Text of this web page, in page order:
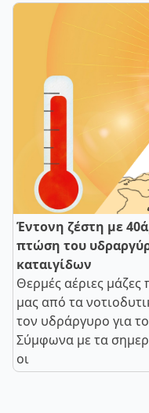
Έντονη ζέστη με
πτώση του
καταιγίδων
Θερμές αέριες
μας από τα
τον υδράργυρο για
Σύμφωνα με τα
οι